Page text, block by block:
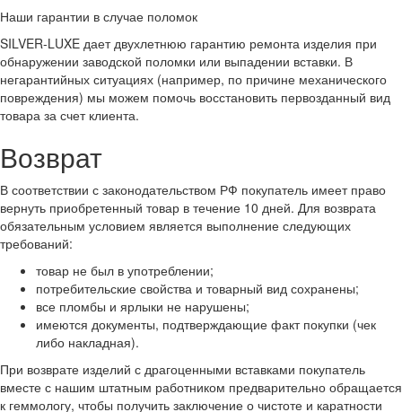
Наши гарантии в случае поломок
SILVER-LUXE дает двухлетнюю гарантию ремонта изделия при
обнаружении заводской поломки или выпадении вставки. В
негарантийных ситуациях (например, по причине механического
повреждения) мы можем помочь восстановить первозданный вид
товара за счет клиента.
Возврат
В соответствии с законодательством РФ покупатель имеет право
вернуть приобретенный товар в течение 10 дней. Для возврата
обязательным условием является выполнение следующих
требований:
товар не был в употреблении;
потребительские свойства и товарный вид сохранены;
все пломбы и ярлыки не нарушены;
имеются документы, подтверждающие факт покупки (чек
либо накладная).
При возврате изделий с драгоценными вставками покупатель
вместе с нашим штатным работником предварительно обращается
к геммологу, чтобы получить заключение о чистоте и каратности